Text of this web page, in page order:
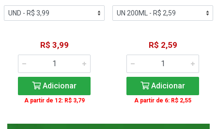
R$ 3,99
Adicionar
A partir de 12: R$ 3,79
R$ 2,59
Adicionar
A partir de 6: R$ 2,55